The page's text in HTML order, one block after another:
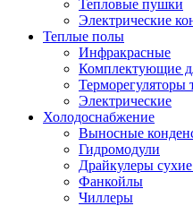
Тепловые пушки
Электрические
Теплые полы
Инфракрасные
Комплектующие
Терморегуляторы
Электрические
Холодоснабжение
Выносные
Гидромодули
Драйкулеры
Фанкойлы
Чиллеры